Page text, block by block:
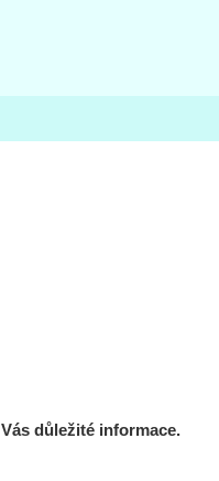
důležité informace.